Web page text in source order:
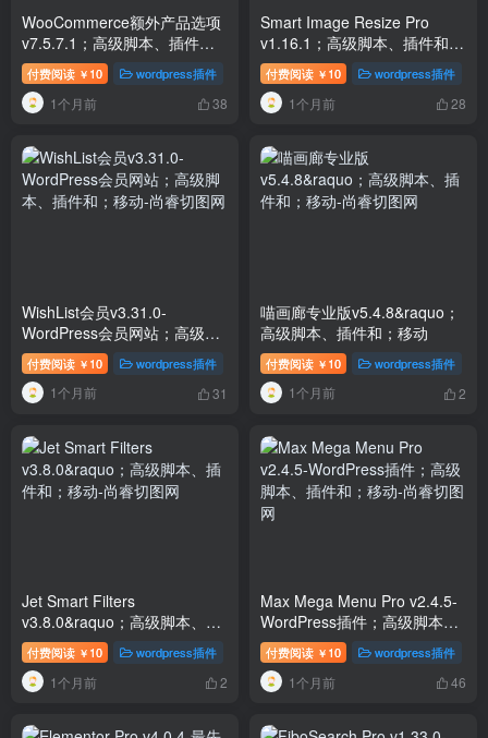
WooCommerce额外产品选项
v7.5.7.1；高级脚本、插件
和；移动
付费阅读 ￥ 10 wordpress插件
1个月前 38
Smart Image Resize Pro
v1.16.1；高级脚本、插件和；
移动
付费阅读 ￥ 10 wordpress插件
1个月前 28
WishList会员v3.31.0-
WordPress会员网站；高级脚
本、插件和；移动
付费阅读 ￥ 10 wordpress插件
1个月前 31
喵画廊专业版v5.4.8&raquo；
高级脚本、插件和；移动
付费阅读 ￥ 10 wordpress插件
1个月前 2
Jet Smart Filters
v3.8.0&raquo；高级脚本、插
件和；移动
付费阅读 ￥ 10 wordpress插件
1个月前 2
Max Mega Menu Pro v2.4.5-
WordPress插件；高级脚本、
插件和；移动
付费阅读 ￥ 10 wordpress插件
1个月前 46